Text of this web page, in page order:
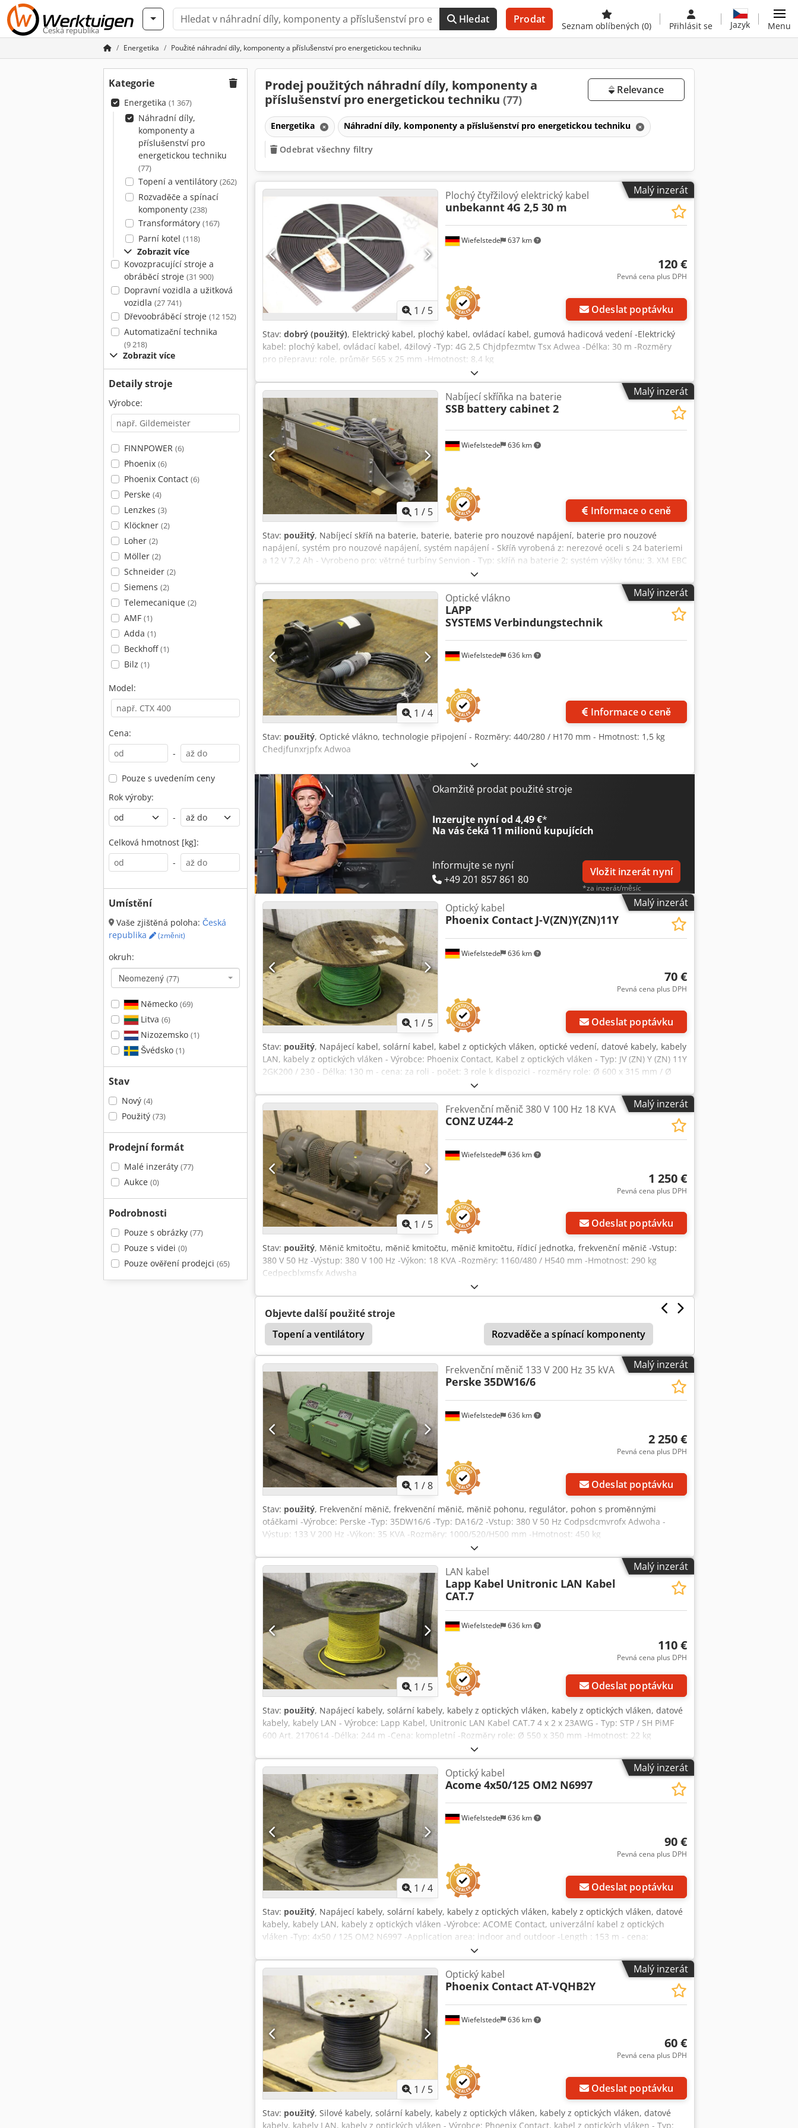
Česká republika
Hledat Prodat
Seznam oblíbených (0) Přihlásit se Jazyk Menu
Energetika Použité náhradní díly, komponenty a příslušenství pro energetickou techniku
Kategorie
Energetika (1 367)
Náhradní díly,
komponenty a
příslušenství pro
energetickou techniku
(77)
Topení a ventilátory (262)
Rozvaděče a spínací
komponenty (238)
Transformátory (167)
Parní kotel (118)
Zobrazit více
Kovozpracující stroje a
obráběcí stroje (31 900)
Dopravní vozidla a užitková
vozidla (27 741)
Dřevoobráběcí stroje (12 152)
Automatizační technika
(9 218)
Zobrazit více
Detaily stroje
Výrobce:
FINNPOWER (6)
Phoenix (6)
Phoenix Contact (6)
Perske (4)
Lenzkes (3)
Klöckner (2)
Loher (2)
Möller (2)
Schneider (2)
Siemens (2)
Telemecanique (2)
AMF (1)
Adda (1)
Beckhoff(1)
Bilz (1)
Model:
Cena:
-
Pouze s uvedením ceny
Rok výroby:
-
Celková hmotnost [kg]:
-
Umístění
Vaše zjištěná poloha: Česká
republika
(změnit)
okruh:
Neomezený (77)
Německo (69)
Litva (6)
Nizozemsko (1)
Švédsko (1)
Stav
Nový (4)
Použitý (73)
Prodejní formát
Malé inzeráty (77)
Aukce (0)
Podrobnosti
Pouze s obrázky (77)
Pouze s videi (0)
Pouze ověření prodejci (65)
Prodej použitých náhradní díly, komponenty a
příslušenství pro energetickou techniku (77)
Relevance
Energetika Náhradní díly, komponenty a příslušenství pro energetickou techniku
Odebrat všechny filtry
Malý inzerát
1 / 5
Wiefelstede 637 km
Plochý čtyřžilový elektrický kabel
unbekannt4G 2,5 30 m
120 €
Pevná cena plus DPH
Odeslat poptávku
Stav: dobrý (použitý), Elektrický kabel, plochý kabel, ovládací kabel, gumová hadicová vedení -Elektrický
kabel: plochý kabel, ovládací kabel, 4žilový -Typ: 4G 2,5 Chjdpfezmtw Tsx Adwea -Délka: 30 m -Rozměry
pro přepravu: role, průměr 565 x 25 mm -Hmotnost: 8,4 kg
Malý inzerát
1 / 5
Wiefelstede 636 km
Nabíjecí skříňka na baterie
SSB battery cabinet 2
Informace o ceně
Stav: použitý, Nabíjecí skříň na baterie, baterie, baterie pro nouzové napájení, baterie pro nouzové
napájení, systém pro nouzové napájení, systém napájení - Skříň vyrobená z: nerezové oceli s 24 bateriemi
a 12 V 7,2 Ah - Vyrobeno pro: větrné turbíny Senvion - Typ: skříň na baterie 2; systém výšky tónu; 3. XM EBC
Hz NCV - připojení: 230 V AC / 328 V DC / 24 V DC - cena: za kus - počet: 2 kusy - rozměry: 1550/550 / H320
mm - hmotnost: 151 kg / kus Codjfff Npjpfx Adwoha
Malý inzerát
1 /4
Wiefelstede 636 km
Optické vlákno
LAPP
SYSTEMSVerbindungstechnik
Informace o ceně
Stav: použitý, Optické vlákno, technologie připojení - Rozměry: 440/280 / H170 mm - Hmotnost: 1,5 kg
Chedjfunxrjpfx Adwoa
Okamžitě prodat použité stroje
Inzerujte nyní od 4,49 €*
Na vás čeká 11 milionů kupujících
Informujte se nyní
+49 201 857 861 80
Vložit inzerát nyní
*za inzerát/měsíc
Malý inzerát
1 / 5
Wiefelstede 636 km
Optický kabel
Phoenix Contact J-V(ZN)Y(ZN)11Y
70 €
Pevná cena plus DPH
Odeslat poptávku
Stav: použitý, Napájecí kabel, solární kabel, kabel z optických vláken, optické vedení, datové kabely, kabely
LAN, kabely z optických vláken - Výrobce: Phoenix Contact, Kabel z optických vláken - Typ: JV (ZN) Y (ZN) 11Y
2GK200 / 230 - Délka: 130 m - cena: za roli - počet: 3 role k dispozici - rozměry role: Ø 600 x 315 mm / Ø
600 x 380 mm / Ø 500 x 420 mm - hmotnost: 15/16/11,7 kg Chsdpsf Tivpefx Adwoa
Malý inzerát
1 / 5
Wiefelstede 636 km
Frekvenční měnič 380 V 100 Hz 18 KVA
CONZ UZ44-2
1 250 €
Pevná cena plus DPH
Odeslat poptávku
Stav: použitý, Měnič kmitočtu, měnič kmitočtu, měnič kmitočtu, řídicí jednotka, frekvenční měnič -Vstup:
380 V 50 Hz -Výstup: 380 V 100 Hz -Výkon: 18 KVA -Rozměry: 1160/480 / H540 mm -Hmotnost: 290 kg
Cedpecblxmsfx Adwsha
Objevte další použité stroje
Topení a ventilátory
Rozvaděče a spínací komponenty
Malý inzerát
1 /8
Wiefelstede 636 km
Frekvenční měnič 133 V 200 Hz 35 kVA
Perske 35DW16/6
2 250 €
Pevná cena plus DPH
Odeslat poptávku
Stav: použitý, Frekvenční měnič, frekvenční měnič, měnič pohonu, regulátor, pohon s proměnnými
otáčkami -Výrobce: Perske -Typ: 35DW16/6 -Typ: DA16/2 -Vstup: 380 V 50 Hz Codpsdcmvrofx Adwoha -
Výstup: 133 V 200 Hz -Výkon: 35 KVA -Rozměry: 1000/520/H500 mm -Hmotnost: 450 kg
Malý inzerát
1 / 5
Wiefelstede 636 km
LAN kabel
Lapp Kabel Unitronic LAN Kabel
CAT.7
110 €
Pevná cena plus DPH
Odeslat poptávku
Stav: použitý, Napájecí kabely, solární kabely, kabely z optických vláken, kabely z optických vláken, datové
kabely, kabely LAN - Výrobce: Lapp Kabel, Unitronic LAN Kabel CAT.7 4 x 2 x 23AWG - Typ: STP / SH PiMF
600 Art. 2170614 -Délka: 244 m -Cena: kompletní -Rozměry role: Ø 550 x 350 mm -Hmotnost: 22 kg
Malý inzerát
1 /4
Wiefelstede 636 km
Optický kabel
Acome 4x50/125 OM2 N6997
90 €
Pevná cena plus DPH
Odeslat poptávku
Stav: použitý, Napájecí kabely, solární kabely, kabely z optických vláken, kabely z optických vláken, datové
kabely, kabely LAN, kabely z optických vláken -Výrobce: ACOME Contact, univerzální kabel z optických
vláken -Typ: 4x50 / 125 OM2 N6997 -Application area: indoor and outdoor -Length : 153 m - cena:
kompletní - rozměry role: Ø 710 x 410 mm - hmotnost: 16 kg Csdpjf Tp H Eefx Adwoha
Malý inzerát
1 / 5
Wiefelstede 636 km
Optický kabel
Phoenix ContactAT-VQHB2Y
60 €
Pevná cena plus DPH
Odeslat poptávku
Stav: použitý, Silové kabely, solární kabely, kabely z optických vláken, kabely z optických vláken, datové
kabely, kabely LAN, kabely z optických vláken - Výrobce: Phoenix Contact, kabel z optických vláken - Typ: